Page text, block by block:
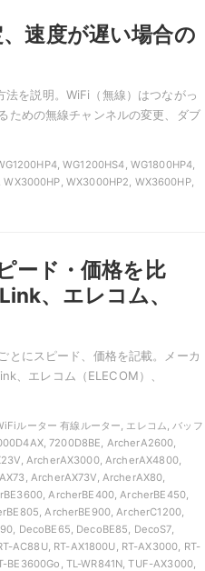
速度が遅い場合の
を説明。WiFi（無線）はつながっ
ための無線チャンネルの変更、ダブ
WG1200HS4, WG1800HP4,
WX3000HP2, WX3600HP,
ード・価格を比
、エレコム、
とにスピード、価格を記載。メーカ
、エレコム（ELECOM）、
ルーター 有線ルーター, エレコム, バッフ
7200D8BE, ArcherA2600,
ArcherAX3000, ArcherAX4800,
ArcherAX73V, ArcherAX80,
ArcherBE400, ArcherBE450,
ArcherBE900, ArcherC1200,
DecoBE65, DecoBE85, DecoS7,
AC88U, RT-AX1800U, RT-AX3000, RT-
BE3600Go, TL-WR841N, TUF-AX3000,